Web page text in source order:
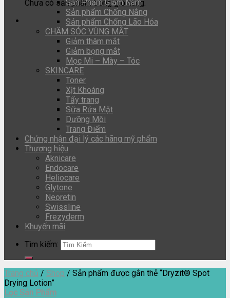
Chưa có sản phẩm trong giỏ hàng.
Sản Phẩm Giảm Nám
Sản phẩm Chống Nắng
Sản phẩm Chống Lão Hóa
CHĂM SÓC VÙNG MẮT
Giảm thâm mắt
Giảm bọng mắt
Mọc Mi – Mày – Tóc
SKINCARE
Toner
Xịt Khoáng
Tẩy trang
Sữa Rửa Mặt
Dưỡng Môi
Trang Điểm
Chứng nhận đại lý các hãng mỹ phẩm
Thương hiệu
Aknicare
Endocare
Heliocare
Glytone
Neoretin
Swissline
Frezyderm
Khuyến mãi
Tìm kiếm:
Trang chủ / Shop / Sản phẩm được gắn thẻ “Dryzit® Spot
Drying Lotion”
Lọc Sản Phẩm